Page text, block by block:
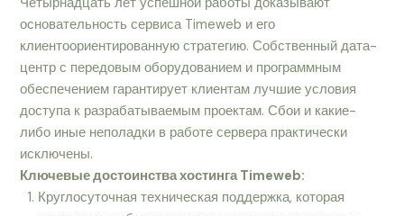
Четырнадцать лет успешной работы доказывают
основательность сервиса Timeweb и его
клиентоориентированную стратегию. Собственный дата-
центр с передовым оборудованием и программным
обеспечением гарантирует клиентам лучшие условия
доступа к разрабатываемым проектам. Сбои и какие-
либо иные неполадки в работе сервера практически
исключены.
Ключевые достоинства хостинга Timeweb:
Круглосуточная техническая поддержка, которая